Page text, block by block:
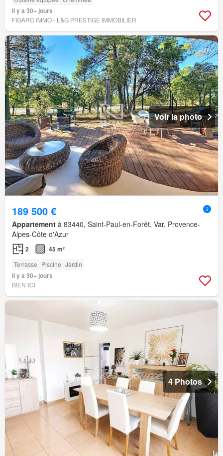
Il y a 30+ jours
FIGARO IMMO - L&G PRESTIGE IMMOBILIER
Voir la photo
189 500 €
Appartement à 83440, Saint-Paul-en-Forêt, Var, Provence-
Alpes-Côte d'Azur
2 45 m²
Terrasse Piscine Jardin
Il y a 30+ jours
BIEN´ICI
4 Photos